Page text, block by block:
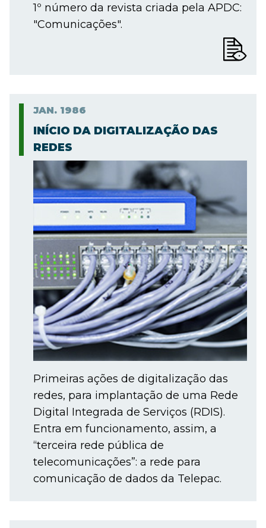
1º número da revista criada pela APDC:
"Comunicações".
JAN. 1986
INÍCIO DA DIGITALIZAÇÃO DAS
REDES
Primeiras ações de digitalização das
redes, para implantação de uma Rede
Digital Integrada de Serviços (RDIS).
Entra em funcionamento, assim, a
“terceira rede pública de
telecomunicações”: a rede para
comunicação de dados da Telepac.